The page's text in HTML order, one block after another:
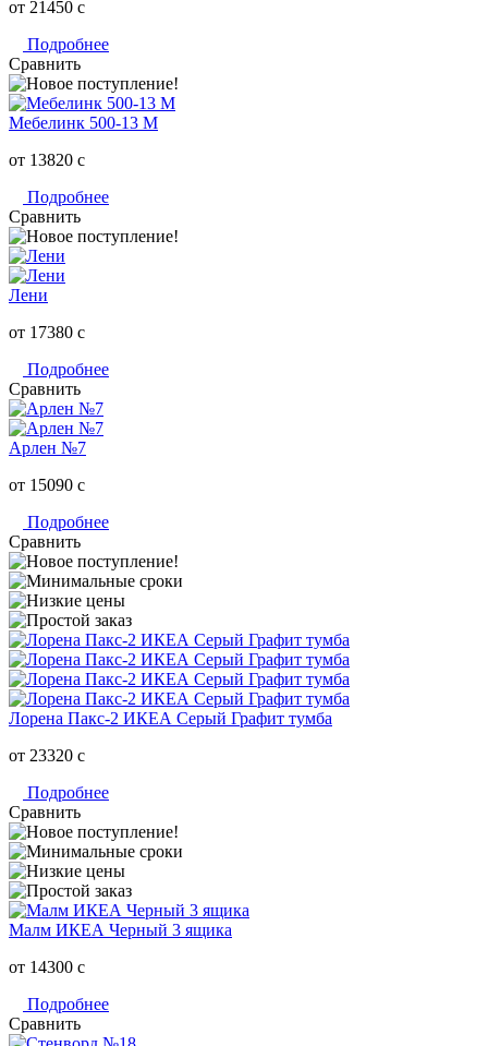
от 21450 c
Подробнее
Сравнить
Мебелинк 500-13 М
от 13820 c
Подробнее
Сравнить
Лени
от 17380 c
Подробнее
Сравнить
Арлен №7
от 15090 c
Подробнее
Сравнить
Лорена Пакс-2 ИКЕА Серый Графит тумба
от 23320 c
Подробнее
Сравнить
Малм ИКЕА Черный 3 ящика
от 14300 c
Подробнее
Сравнить